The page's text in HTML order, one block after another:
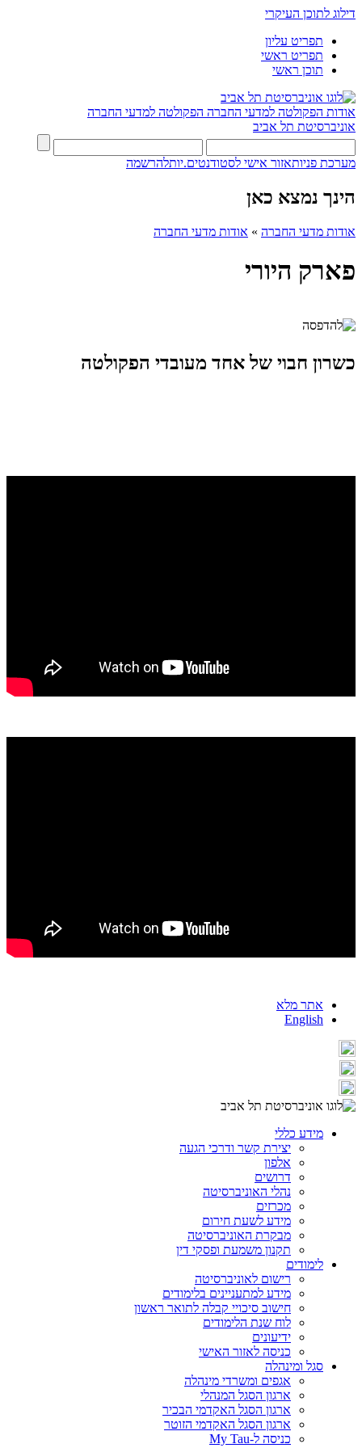
דילוג לתוכן העיקרי
תפריט עליון
תפריט ראשי
תוכן ראשי
אודות הפקולטה למדעי החברה הפקולטה למדעי החברה
אוניברסיטת תל אביב
מערכת פניותאזור אישי לסטודנטים.יותלהרשמה
הינך נמצא כאן
אודות מדעי החברה » אודות מדעי החברה
פארק היורי
כשרון חבוי של אחד מעובדי הפקולטה
אתר מלא
English
מידע כללי
יצירת קשר ודרכי הגעה
אלפון
דרושים
נהלי האוניברסיטה
מכרזים
מידע לשעת חירום
מבקרת האוניברסיטה
תקנון משמעת ופסקי דין
לימודים
רישום לאוניברסיטה
מידע למתעניינים בלימודים
חישוב סיכויי קבלה לתואר ראשון
לוח שנת הלימודים
ידיעונים
כניסה לאזור האישי
סגל ומינהלה
אגפים ומשרדי מינהלה
ארגון הסגל המנהלי
ארגון הסגל האקדמי הבכיר
ארגון הסגל האקדמי הזוטר
כניסה ל-My Tau